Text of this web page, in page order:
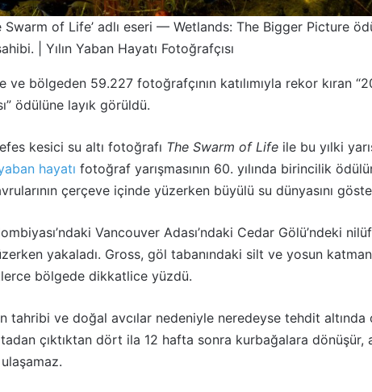
Swarm of Life’ adlı eseri — Wetlands: The Bigger Picture
| Yılın Yaban Hayatı Fotoğrafçısı
ve bölgeden 59.227 fotoğrafçının katılımıyla rekor kıran
ödülüne layık görüldü.
kesici su altı fotoğrafı The Swarm of Life ile bu yılki
hayatı fotoğraf yarışmasının 60. yılında birincilik
çerçeve içinde yüzerken büyülü su dünyasını
Vancouver Adası’ndaki Cedar Gölü’ndeki
yakaladı. Gross, göl tabanındaki silt ve yosun
bölgede dikkatlice yüzdü.
tahribi ve doğal avcılar nedeniyle neredeyse tehdit
çıktıktan dört ila 12 hafta sonra kurbağalara dönüşür,